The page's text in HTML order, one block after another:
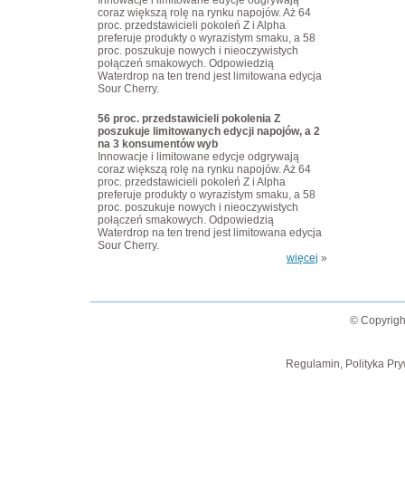
coraz większą rolę na rynku napojów. Aż 64
proc. przedstawicieli pokoleń Z i Alpha
preferuje produkty o wyrazistym smaku, a 58
proc. poszukuje nowych i nieoczywistych
połączeń smakowych. Odpowiedzią
Waterdrop na ten trend jest limitowana edycja
Sour Cherry.
56 proc. przedstawicieli pokolenia Z
poszukuje limitowanych edycji napojów, a 2
na 3 konsumentów wyb
Innowacje i limitowane edycje odgrywają
coraz większą rolę na rynku napojów. Aż 64
proc. przedstawicieli pokoleń Z i Alpha
preferuje produkty o wyrazistym smaku, a 58
proc. poszukuje nowych i nieoczywistych
połączeń smakowych. Odpowiedzią
Waterdrop na ten trend jest limitowana edycja
Sour Cherry.
więcej »
©
Regulamin, Polityka